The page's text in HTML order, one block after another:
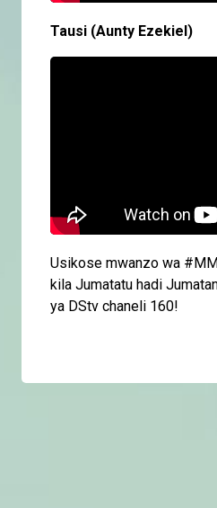
Tausi (Aunty Ezekiel)
Usikose mwanzo wa
kila Jumatatu hadi
ya DStv chaneli 160!